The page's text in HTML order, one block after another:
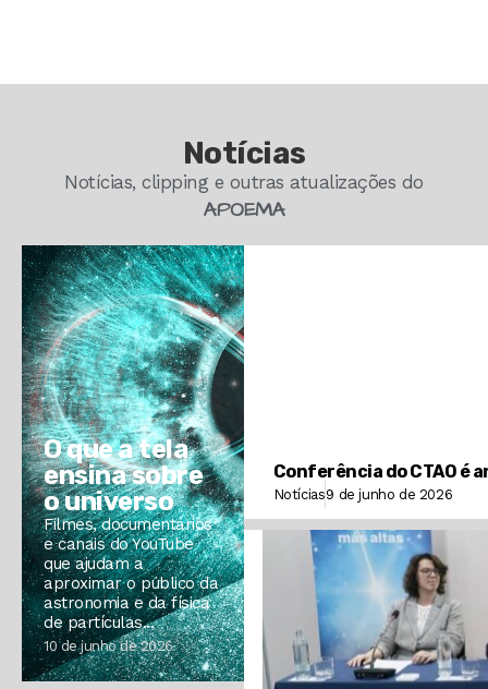
Notícias
Notícias, clipping e outras atualizações do
APOEMA
O que a tela
ensina sobre
o universo
Filmes, documentários
e canais do YouTube
que ajudam a
aproximar o público da
astronomia e da física
de partículas...
10 de junho de 2026
Conferência do CTAO é
Notícias9 de junho de 2026